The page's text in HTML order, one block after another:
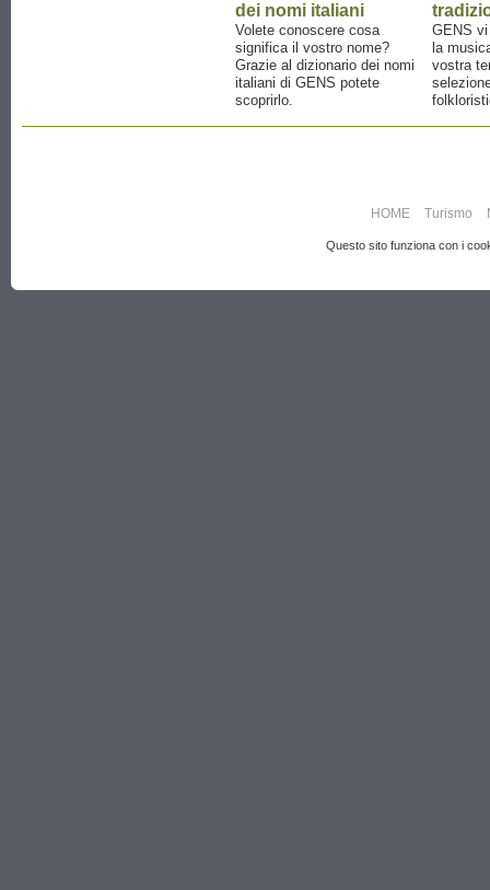
dei nomi italiani
Volete conoscere cosa
significa il vostro nome?
Grazie al dizionario dei nomi
italiani di GENS potete
scoprirlo.
GENS
la
vostra
HOME Turismo
Questo sito funziona con i